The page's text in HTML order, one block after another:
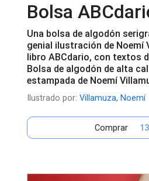
Bolsa
Una bolsa de algodón
genial ilustración de Noemí
libro ABCdario, con textos
Bolsa de algodón de alta
estampada de Noemí
Ilustrado por: Villamuza, Noemí
Comprar